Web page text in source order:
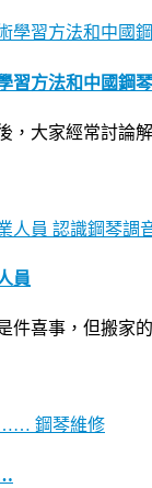
習方法和中國鋼
，大家經常討論
認識鋼琴調
員
件喜事，但搬家
鋼琴維修